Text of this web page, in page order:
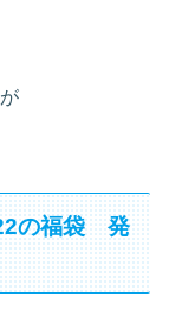
の福袋 発